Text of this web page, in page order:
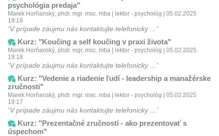
psychológia predaja"
Marek Horňanský, phdr. mgr. msc. mba | lektor - psychológ | 05.02.2025
19:18
V prípade záujmu nás kontaktujte telefonicky ...
Kurz: "Koučing a self koučing v praxi života"
Marek Horňanský, phdr. mgr. msc. mba | lektor - psychológ | 05.02.2025
19:18
V prípade záujmu nás kontaktujte telefonicky ...
Kurz: "Vedenie a riadenie ľudí - leadership a manažérske
zručnosti"
Marek Horňanský, phdr. mgr. msc. mba | lektor - psychológ | 05.02.2025
19:17
V prípade záujmu nás kontaktujte telefonicky ...
Kurz: "Prezentačné zručnosti - ako prezentovať s
úspechom"